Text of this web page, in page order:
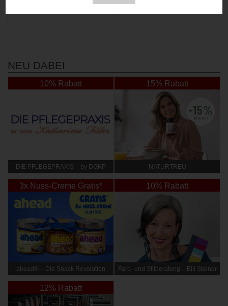
NEU DABEI
10% Rabatt
DIE PFLEGEPRAXIS – by DGKP
15% Rabatt
NATURTREU
3x Nuss-Creme Gratis*
ahead® – Die Snack Revolution
10% Rabatt
Farb- und Stilberatung – Elli Steiner
12% Rabatt